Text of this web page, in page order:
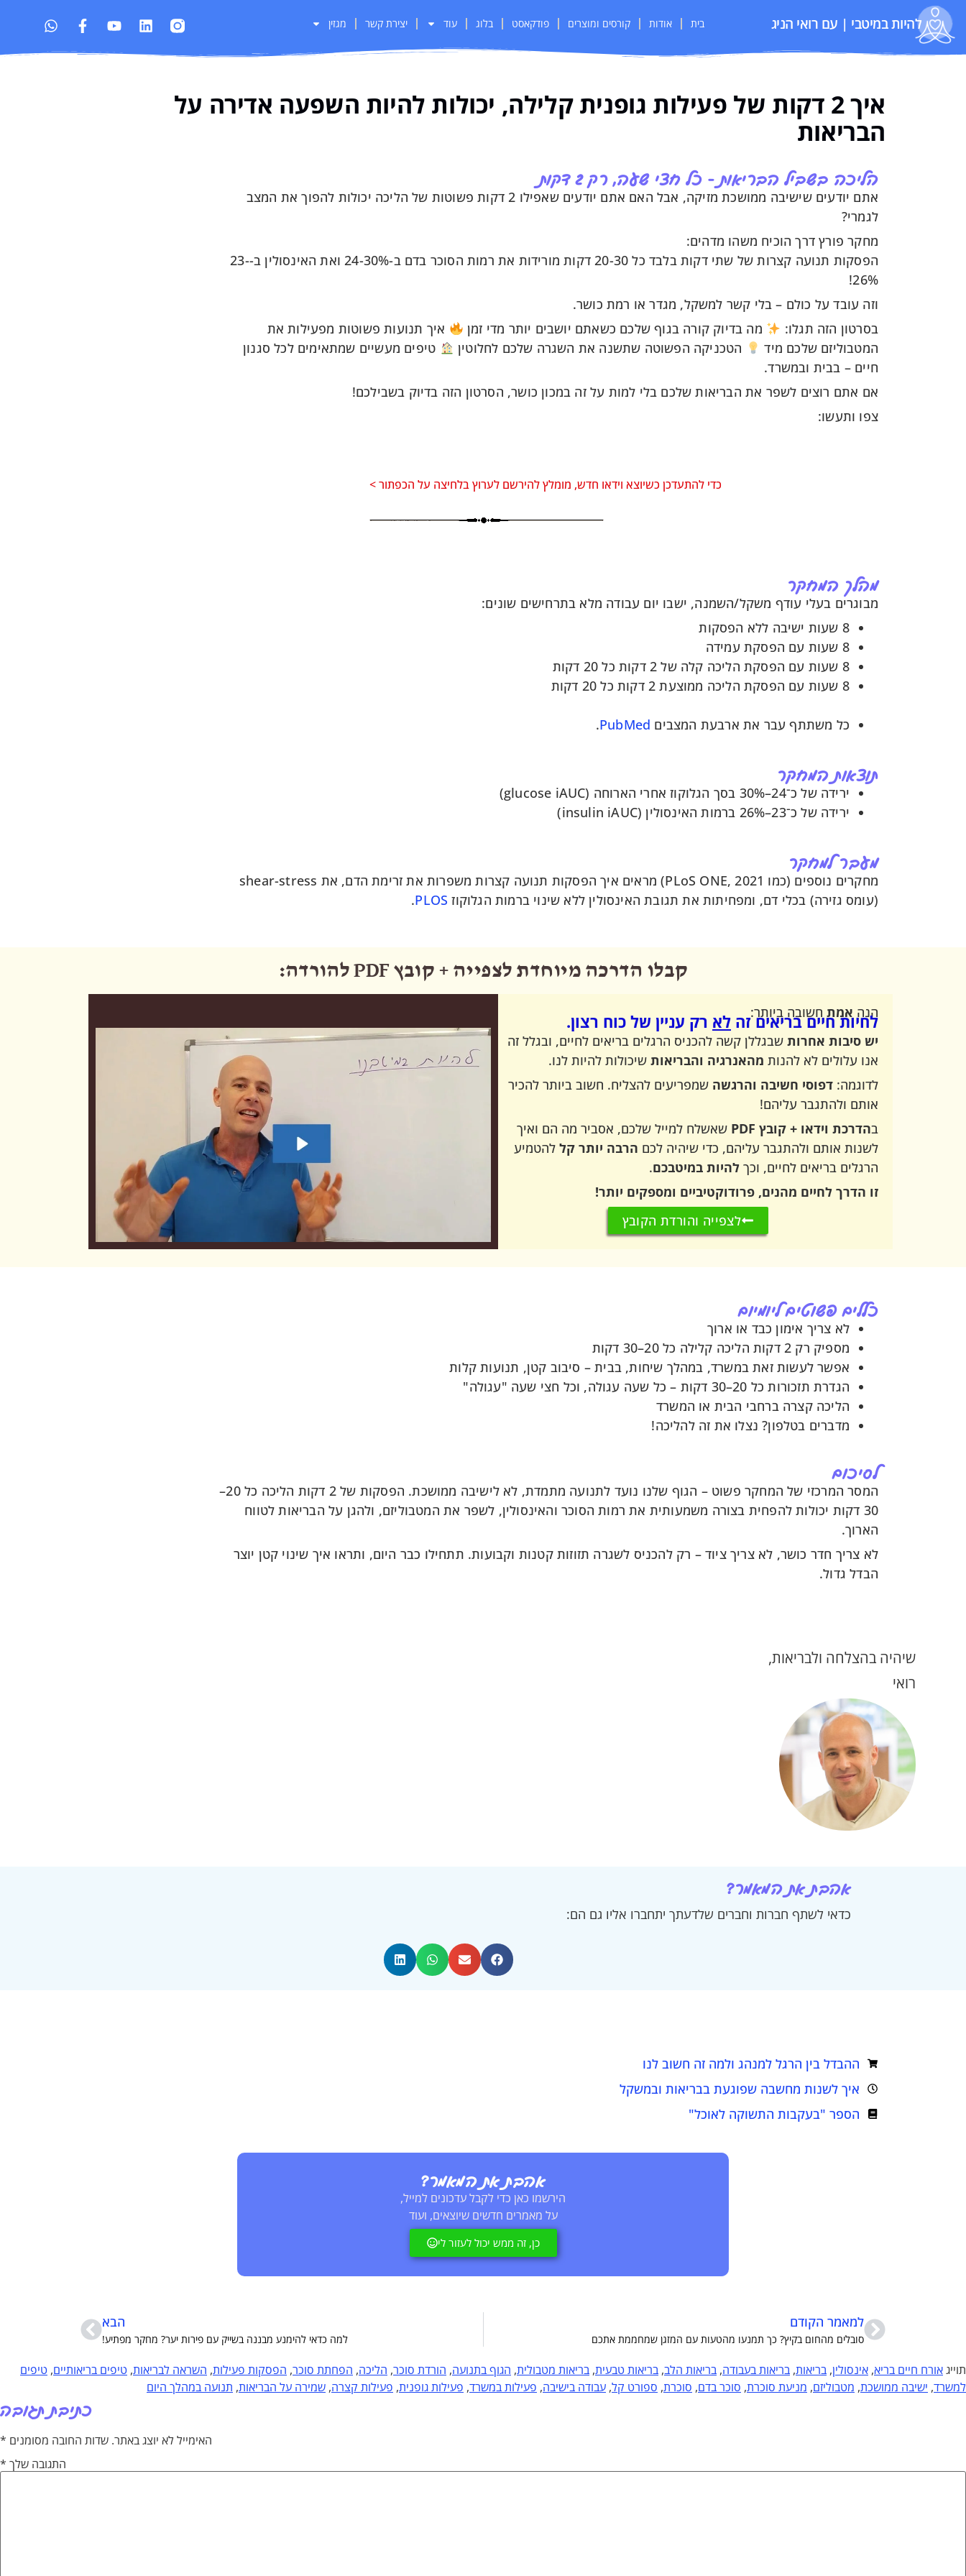
להיות במיטבי | עם רואי הניג בית אודות קורסים ומוצרים פודקאסט בלוג עוד יצירת קשר מגזין
איך 2 דקות של פעילות גופנית קלילה, יכולות להיות השפעה אדירה על
הבריאות
הליכה בשביל הבריאות - כל חצי שעה, רק 2 דקות
אתם יודעים שישיבה ממושכת מזיקה, אבל האם אתם יודעים שאפילו 2 דקות פשוטות של הליכה יכולות להפוך את המצב
לגמרי?
מחקר פורץ דרך הוכיח משהו מדהים:
הפסקות תנועה קצרות של שתי דקות בלבד כל 20-30 דקות מורידות את רמות הסוכר בדם ב-24-30% ואת האינסולין ב-23-
26%!
וזה עובד על כולם – בלי קשר למשקל, מגדר או רמת כושר.
בסרטון הזה תגלו:
מה בדיוק קורה בגוף שלכם כשאתם יושבים יותר מדי זמן
איך תנועות פשוטות מפעילות את
המטבוליזם שלכם מיד
הטכניקה הפשוטה שתשנה את השגרה שלכם לחלוטין
טיפים מעשיים שמתאימים לכל סגנון
חיים – בבית ובמשרד.
אם אתם רוצים לשפר את הבריאות שלכם בלי למות על זה במכון כושר, הסרטון הזה בדיוק בשבילכם!
צפו ותעשו:
כדי להתעדכן כשיוצא וידאו חדש, מומלץ להירשם לערוץ בלחיצה על הכפתור >
מהלך המחקר
מבוגרים בעלי עודף משקל/השמנה, ישבו יום עבודה מלא בתרחישים שונים:
8 שעות ישיבה ללא הפסקות
8 שעות עם הפסקת עמידה
8 שעות עם הפסקת הליכה קלה של 2 דקות כל 20 דקות
8 שעות עם הפסקת הליכה ממוצעת 2 דקות כל 20 דקות
כל משתתף עבר את ארבעת המצבים PubMed
.
תוצאות המחקר
ירידה של כ־24–30% בסך הגלוקוז אחרי הארוחה (glucose iAUC)
ירידה של כ־23–26% ברמות האינסולין (insulin iAUC)
מעבר למחקר
מחקרים נוספים (כמו PLoS ONE, 2021) מראים איך הפסקות תנועה קצרות משפרות את זרימת הדם, את shear-stress
(עומס גזירה) בכלי דם, ומפחיתות את תגובת האינסולין ללא שינוי ברמות הגלוקוז PLOS
.
קבלו הדרכה מיוחדת לצפייה + קובץ PDF להורדה:
הנה אמת חשובה ביותר:
לחיות חיים בריאים זה לא רק עניין של כוח רצון.
יש סיבות אחרות שבגללן קשה להכניס הרגלים בריאים לחיים, ובגלל זה
אנו עלולים לא להנות מהאנרגיה והבריאות שיכולות להיות לנו.
לדוגמה: דפוסי חשיבה והרגשה שמפריעים להצליח. חשוב ביותר להכיר
אותם ולהתגבר עליהם!
בהדרכת וידאו + קובץ PDF
שאשלח למייל שלכם, אסביר מה הם ואיך
לשנות אותם ולהתגבר עליהם, כדי שיהיה לכם הרבה יותר קל להטמיע
הרגלים בריאים לחיים, וכך להיות במיטבכם.
זו הדרך לחיים מהנים, פרודוקטיביים ומספקים יותר!
לצפייה והורדת הקובץ
כללים פשוטים ליומיום
לא צריך אימון כבד או ארוך
מספיק רק 2 דקות הליכה קלילה כל 20–30 דקות
אפשר לעשות זאת במשרד, במהלך שיחות, בבית – סיבוב קטן, תנועות קלות
הגדרת תזכורות כל 20–30 דקות – כל שעה עגולה, וכל חצי שעה "עגולה"
הליכה קצרה ברחבי הבית או המשרד
מדברים בטלפון? נצלו את זה להליכה!
לסיכום
המסר המרכזי של המחקר פשוט – הגוף שלנו נועד לתנועה מתמדת, לא לישיבה ממושכת. הפסקות של 2 דקות הליכה כל 20–
30 דקות יכולות להפחית בצורה משמעותית את רמות הסוכר והאינסולין, לשפר את המטבוליזם, ולהגן על הבריאות לטווח
הארוך.
לא צריך חדר כושר, לא צריך ציוד – רק להכניס לשגרה תזוזות קטנות וקבועות. תתחילו כבר היום, ותראו איך שינוי קטן יוצר
הבדל גדול.
שיהיה בהצלחה ולבריאות,
רואי
אהבת את המאמר?
כדאי לשתף חברות וחברים שלדעתך יתחברו אליו גם הם:
ההבדל בין הרגל למנהג ולמה זה חשוב לנו
איך לשנות מחשבה שפוגעת בבריאות ובמשקל
הספר "בעקבות התשוקה לאוכל"
אהבת את המאמר?
הירשמו כאן כדי לקבל עדכונים למייל,
על מאמרים חדשים שיוצאים, ועוד
כן, זה ממש יכול לעזור לי
למאמר הקודם
סובלים מהחום בקיץ? כך תמנעו מהטעות עם המזגן שמחממת אתכם
הבא
למה כדאי להימנע מבננה בשייק עם פירות יער? מחקר מפתיע!
תוייגאורח חיים בריא, אינסולין, בריאות, בריאות בעבודה, בריאות הלב, בריאות טבעית, בריאות מטבולית, הגוף בתנועה, הורדת סוכר, הליכה, הפחתת סוכר, הפסקות פעילות, השראה לבריאות, טיפים בריאותיים, טיפים
למשרד, ישיבה ממושכת, מטבוליזם, מניעת סוכרת, סוכר בדם, סוכרת, ספורט קל, עבודה בישיבה, פעילות במשרד, פעילות גופנית, פעילות קצרה, שמירה על הבריאות, תנועה במהלך היום
כתיבת תגובה
האימייל לא יוצג באתר. שדות החובה מסומנים *
התגובה שלך *